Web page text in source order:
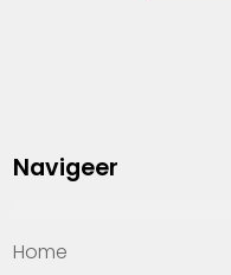
Navigeer
Home